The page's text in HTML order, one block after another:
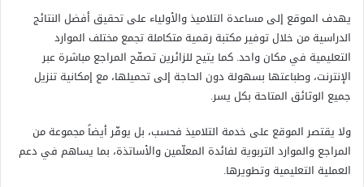
يهدف الموقع إلى مساعدة التلاميذ والأولياء على تحقيق أفضل النتائج
الدراسية من خلال توفير مكتبة رقمية متكاملة تجمع مختلف الموارد
التعليمية في مكان واحد. كما يتيح للزائرين تصفّح المراجع مباشرة عبر
الإنترنت، وطباعتها بسهولة دون الحاجة إلى تحميلها، مع إمكانية تنزيل
جميع الوثائق المتاحة بكل يسر.
ولا يقتصر الموقع على خدمة التلاميذ فحسب، بل يوفّر أيضاً مجموعة من
المراجع والموارد التربوية لفائدة المعلّمين والأساتذة، بما يساهم في دعم
العملية التعليمية وتطويرها.